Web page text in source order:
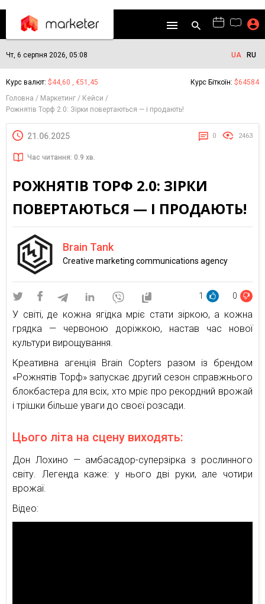
Чт, 6 серпня 2026, 05:08 UA RU
Курс валют: $44,60 , €51,45 Курс Біткоїн: $64584
Головна
Маркетинг
Кейси
Рожнятів Торф 2.0: Зірки повертаються — і продають!
21.06.2025 0 2463
Час читання: 0.9 хв.
РОЖНЯТІВ ТОРФ 2.0: ЗІРКИ
ПОВЕРТАЮТЬСЯ — І ПРОДАЮТЬ!
Brain Tank
Creative marketing communications agency
1 0
У світі, де кожна ягідка мріє стати зіркою, а кожна
грядка — червоною доріжкою, настав час нової
культури вирощування.
Креативна агенція Brain Copters разом із брендом
«Рожнятів Торф» запускає другий сезон справжнього
блокбастера для всіх, хто мріє про рекордний врожай
і трішки більше уваги до своєї розсади.
Цього літа на сцену виходять:
Дон Лохино — амбасадор-суперзірка з рослинного
світу. Легенда каже: у нього дві руки, але чотири
врожаї.
Відео: